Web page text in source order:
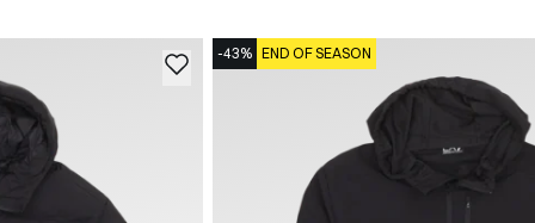
-43% END OF SEASON